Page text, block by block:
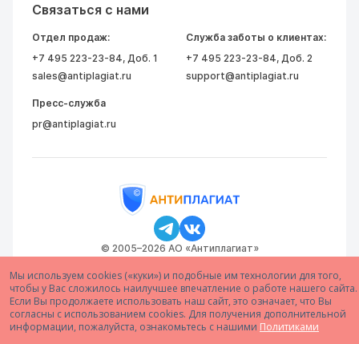
Мы используем cookies («куки») и подобные им технологии для того,
чтобы у Вас сложилось наилучшее впечатление о работе нашего сайта.
Если Вы продолжаете использовать наш сайт, это означает, что Вы
согласны с использованием cookies. Для получения дополнительной
информации, пожалуйста, ознакомьтесь с нашими Политиками
Связаться с нами
Отдел продаж:
+7 495 223-23-84, Доб. 1
sales@antiplagiat.ru
Служба заботы о клиентах:
+7 495 223-23-84, Доб. 2
support@antiplagiat.ru
Пресс-служба
pr@antiplagiat.ru
© 2005–2026 АО «Антиплагиат»